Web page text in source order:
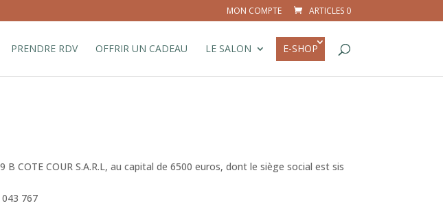
MON COMPTE ARTICLES 0
PRENDRE RDV OFFRIR UN CADEAU LE SALON E-SHOP
COTE COUR S.A.R.L, au capital de 6500 euros, dont le siège social est sis
767